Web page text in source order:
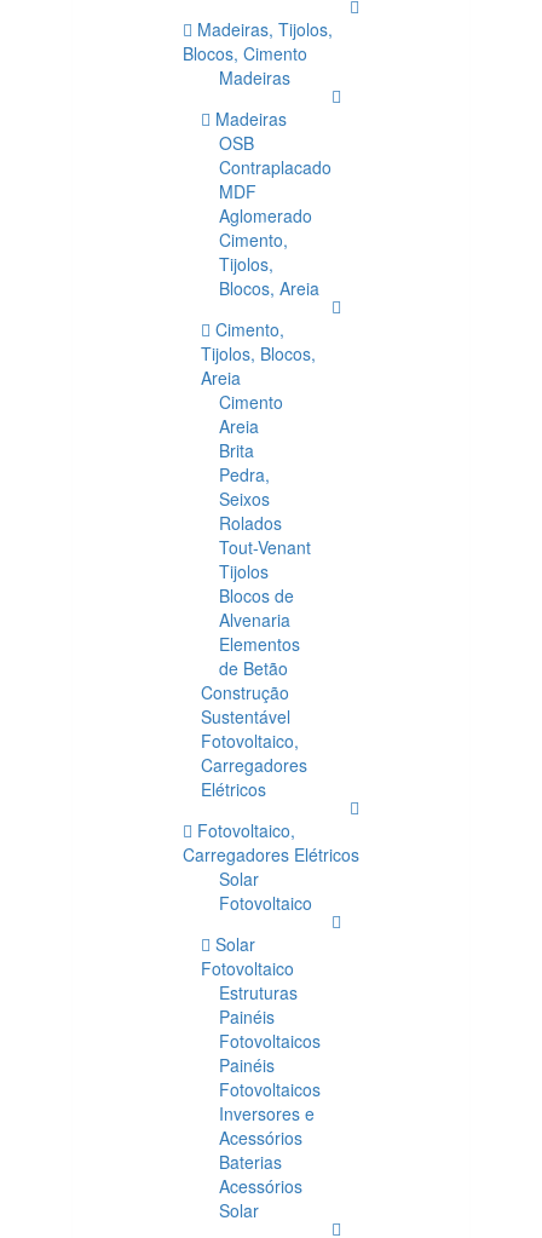
Madeiras, Tijolos,
Blocos, Cimento
Madeiras
Madeiras
OSB
Contraplacado
MDF
Aglomerado
Cimento,
Tijolos,
Blocos, Areia
Cimento,
Tijolos, Blocos,
Areia
Cimento
Areia
Brita
Pedra,
Seixos
Rolados
Tout-Venant
Tijolos
Blocos de
Alvenaria
Elementos
de Betão
Construção
Sustentável
Fotovoltaico,
Carregadores
Elétricos
Fotovoltaico,
Carregadores Elétricos
Solar
Fotovoltaico
Solar
Fotovoltaico
Estruturas
Painéis
Fotovoltaicos
Painéis
Fotovoltaicos
Inversores e
Acessórios
Baterias
Acessórios
Solar